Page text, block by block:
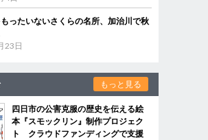
ったいないさくらの名所、加治川で秋
23日
もっと見る
四日市の公害克服の歴史を伝える絵
本『スモックリン』制作プロジェク
ト クラウドファンディングで支援